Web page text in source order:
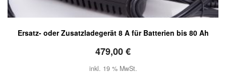
Ersatz- oder Zusatzladegerät 8 A für Batterien bis 80 Ah
479,00€
inkl. 19 % MwSt.